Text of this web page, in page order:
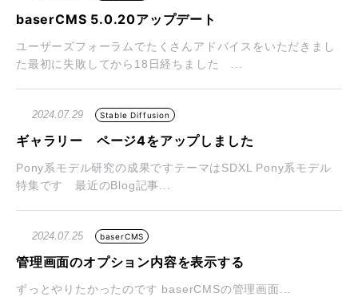
baserCMS 5.0.20アップデート
ユーザーズフォーラムでたくさんアドバイスをいただきまし
た最初に失敗してから18日経ちました ...
2024.07.29 Stable Diffusion
ギャラリー ページ4をアップしました
Pony系モデル研究の成果ですテーマはSDXL Pony系モデル
特集です 最近のBlog記事...
2024.07.25 baserCMS
管理画面のオプション内容を表示する
ずっとやりたかったのです baserCMSの管理画面...